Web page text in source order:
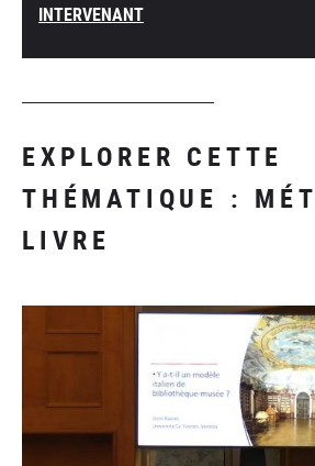
INTERVENANT
EXPLORER CETTE
THÉMATIQUE :
LIVRE